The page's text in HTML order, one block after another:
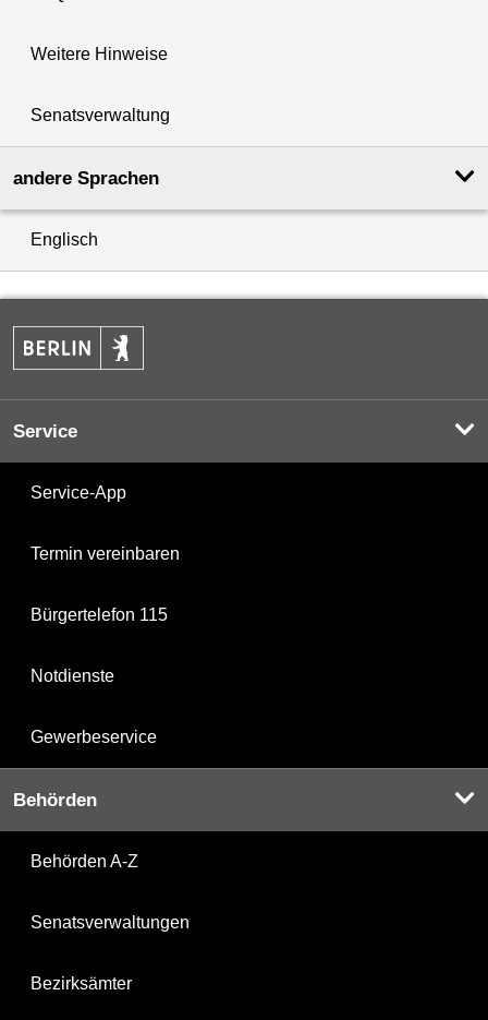
Weitere Hinweise
Senatsverwaltung
andere Sprachen
Englisch
Service
Service-App
Termin vereinbaren
Bürgertelefon 115
Notdienste
Gewerbeservice
Behörden
Behörden A-Z
Senatsverwaltungen
Bezirksämter